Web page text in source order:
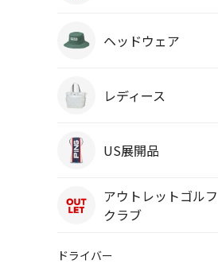
ヘッドウェア
レディース
US展開品
アウトレットゴルフ
クラブ
ドライバー